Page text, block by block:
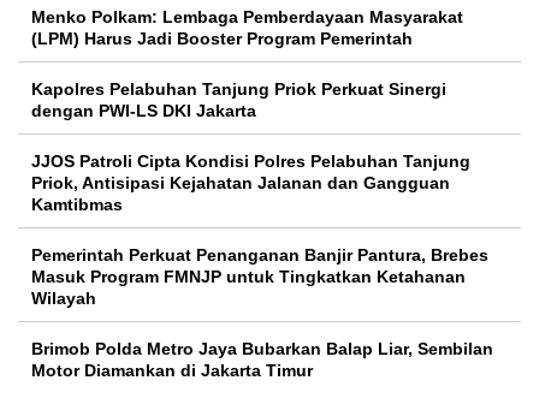
Menko Polkam: Lembaga Pemberdayaan Masyarakat
(LPM) Harus Jadi Booster Program Pemerintah
Kapolres Pelabuhan Tanjung Priok Perkuat Sinergi
dengan PWI-LS DKI Jakarta
JJOS Patroli Cipta Kondisi Polres Pelabuhan Tanjung
Priok, Antisipasi Kejahatan Jalanan dan Gangguan
Kamtibmas
Pemerintah Perkuat Penanganan Banjir Pantura, Brebes
Masuk Program FMNJP untuk Tingkatkan Ketahanan
Wilayah
Brimob Polda Metro Jaya Bubarkan Balap Liar, Sembilan
Motor Diamankan di Jakarta Timur